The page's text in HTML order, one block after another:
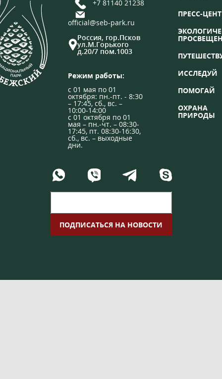
+7 81140 21238
official@seb-park.ru
Россия, гор.Псков
ул.М.Горького
д.20/7 пом.1003
Режим работы:
с 01 мая по 01
октября: пн.-пт. - 8:30
– 17:45, сб., вс. –
10:00-14:00
с 01 октября по 01
мая – пн.-чт. – 08:30-
17:45, пт. 08:30-16:30,
сб., вс. – выходные
дни.
ПРЕСС-
ИССЛЕДУЙ
ПОМОГАЙ
ОХРАНА
ПРИРОДЫ